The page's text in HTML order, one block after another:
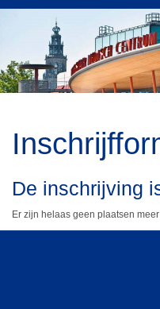
De inschrijving
Er zijn helaas geen plaatsen